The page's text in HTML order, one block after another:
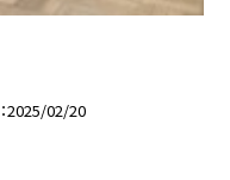
2025/02/20